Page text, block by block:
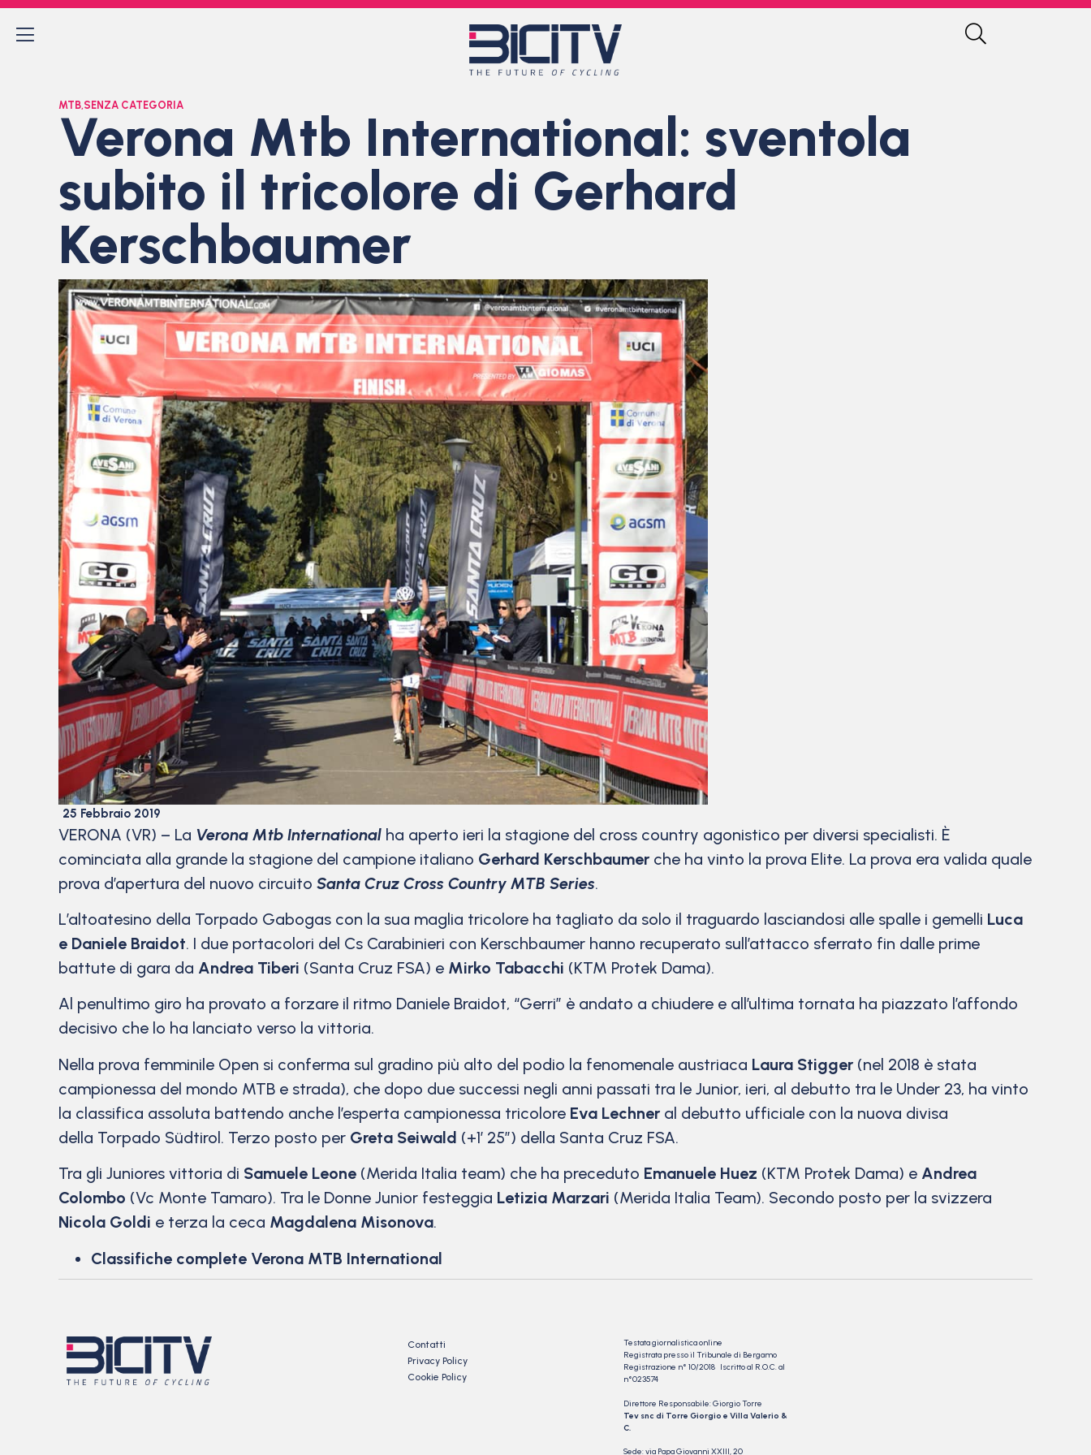
MTB,SENZA CATEGORIA
Verona Mtb International: sventola
subito il tricolore di Gerhard
Kerschbaumer
25 Febbraio 2019
VERONA (VR) – La Verona Mtb International ha aperto ieri la stagione del cross country agonistico per diversi specialisti. È
cominciata alla grande la stagione del campione italiano Gerhard Kerschbaumer che ha vinto la prova Elite. La prova era valida quale
prova d’apertura del nuovo circuito Santa Cruz Cross Country MTB Series.
L’altoatesino della Torpado Gabogas con la sua maglia tricolore ha tagliato da solo il traguardo lasciandosi alle spalle i gemelli Luca
e Daniele Braidot. I due portacolori del Cs Carabinieri con Kerschbaumer hanno recuperato sull’attacco sferrato fin dalle prime
battute di gara da Andrea Tiberi (Santa Cruz FSA) e Mirko Tabacchi (KTM Protek Dama).
Al penultimo giro ha provato a forzare il ritmo Daniele Braidot, “Gerri” è andato a chiudere e all’ultima tornata ha piazzato l’affondo
decisivo che lo ha lanciato verso la vittoria.
Nella prova femminile Open si conferma sul gradino più alto del podio la fenomenale austriaca Laura Stigger (nel 2018 è stata
campionessa del mondo MTB e strada), che dopo due successi negli anni passati tra le Junior, ieri, al debutto tra le Under 23, ha vinto
la classifica assoluta battendo anche l’esperta campionessa tricolore Eva Lechner al debutto ufficiale con la nuova divisa
della Torpado Südtirol. Terzo posto per Greta Seiwald (+1′ 25”) della Santa Cruz FSA.
Tra gli Juniores vittoria di Samuele Leone (Merida Italia team) che ha preceduto Emanuele Huez (KTM Protek Dama) e Andrea
Colombo (Vc Monte Tamaro). Tra le Donne Junior festeggia Letizia Marzari (Merida Italia Team). Secondo posto per la svizzera
Nicola Goldi e terza la ceca Magdalena Misonova.
Classifiche complete Verona MTB International
Contatti
Privacy Policy
Cookie Policy
Testata giornalistica online
Registrata presso il Tribunale di Bergamo
Registrazione n° 10/2018 Iscritto al R.O.C. al
n°023574
Direttore Responsabile: Giorgio Torre
Tev snc di Torre Giorgio e Villa Valerio &
C.
Sede: via Papa Giovanni XXIII, 20